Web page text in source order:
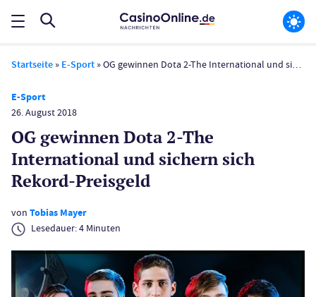
Startseite » E-Sport »OG gewinnen Dota 2-The International und sichern sich Rekord-Preisgeld
E-Sport
26. August 2018
OG gewinnen Dota 2-The
International und sichern sich
Rekord-Preisgeld
von Tobias Mayer
Lesedauer:4 Minuten